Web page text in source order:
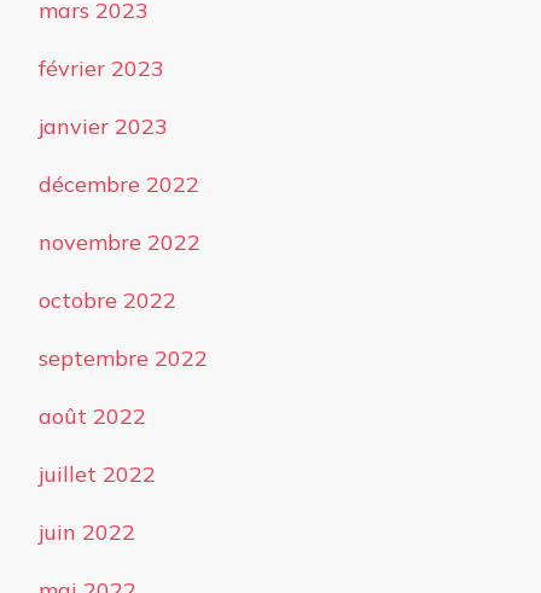
mars 2023
février 2023
janvier 2023
décembre 2022
novembre 2022
octobre 2022
septembre 2022
août 2022
juillet 2022
juin 2022